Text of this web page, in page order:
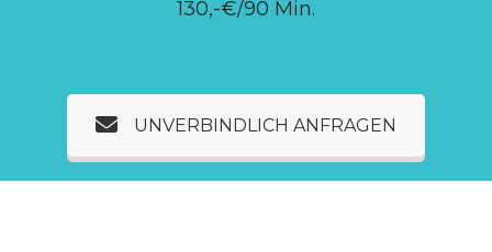
130,-€/90 Min.
UNVERBINDLICH ANFRAGEN